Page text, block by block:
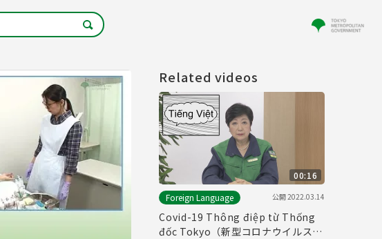
Related videos
00:16
Foreign Language
公開2022.03.14
Covid-19 Thông điệp từ Thống
đốc Tokyo（新型コロナウイルスに